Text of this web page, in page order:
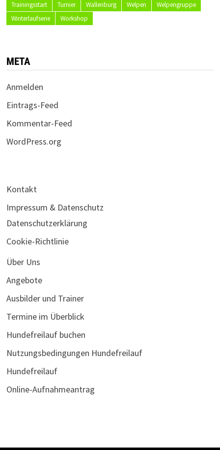
Trainingsstart
Turnier Wallenburg Welpen
Welpengruppe
Winterlaufserie
Workshop
META
Anmelden
Eintrags-Feed
Kommentar-Feed
WordPress.org
Kontakt
Impressum & Datenschutz
Datenschutzerklärung
Cookie-Richtlinie
Über Uns
Angebote
Ausbilder und Trainer
Termine im Überblick
Hundefreilauf buchen
Nutzungsbedingungen Hundefreilauf
Hundefreilauf
Online-Aufnahmeantrag